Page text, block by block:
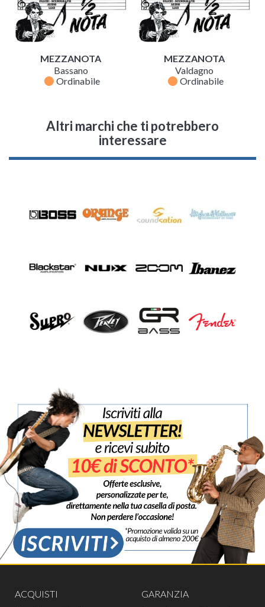
MEZZANOTA
Bassano
fiber_manual_record Ordinabile
MEZZANOTA
Valdagno
fiber_manual_record Ordinabile
Altri marchi che ti potrebbero
interessare
ACQUISTI GARANZIA